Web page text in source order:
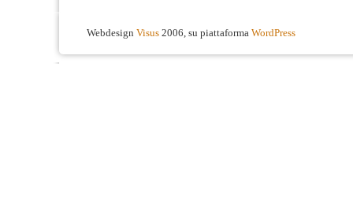
Webdesign Visus 2006, su piattaforma WordPress